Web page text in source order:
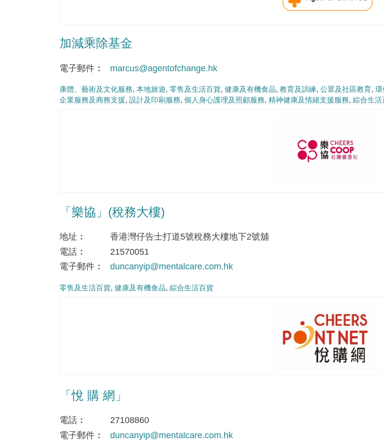
加減乘除基金
電子郵件 marcus@agentofchange.hk
康體、藝術及文化服務 本地旅遊 零售及生活百貨 健康及有機食品 教育及訓練 公眾及社區教育 環
企業服務及商務支援 設計及印刷服務 個人身心護理及照顧服務 精神健康及情緒支援服務 綜合生活
「樂協」(稅務大樓)
地址
香港灣仔告士打道5號稅務大樓地下2號舖
電話
21570051
電子郵件
duncanyip@mentalcare.com.hk
零售及生活百貨 健康及有機食品 綜合生活百貨
「悅 購 網」
電話
27108860
電子郵件
duncanyip@mentalcare.com.hk